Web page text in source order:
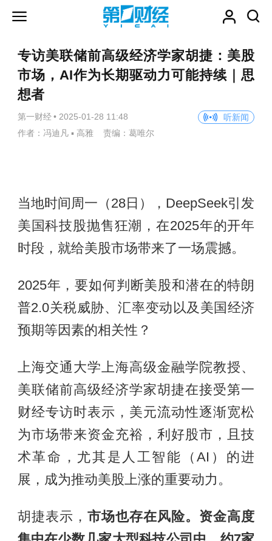
专访美联储前高级经济学家胡捷：美股
市场，AI作为长期驱动力可能持续｜思
想者
第一财经 • 2025-01-28 11:48
听新闻
作者：冯迪凡 ▪ 高雅 责编：葛唯尔
当地时间周一（28日），DeepSeek引发
美国科技股抛售狂潮，在2025年的开年
时段，就给美股市场带来了一场震撼。
2025年，要如何判断美股和潜在的特朗
普2.0关税威胁、汇率变动以及美国经济
预期等因素的相关性？
上海交通大学上海高级金融学院教授、
美联储前高级经济学家胡捷在接受第一
财经专访时表示，美元流动性逐渐宽松
为市场带来资金充裕，利好股市，且技
术革命，尤其是人工智能（AI）的进
展，成为推动美股上涨的重要动力。
胡捷表示， 市场也存在风险。资金高度